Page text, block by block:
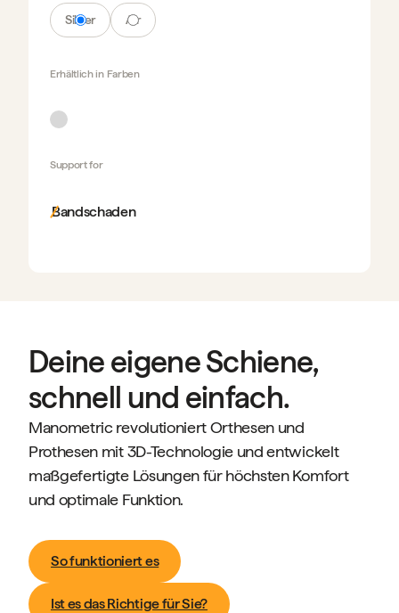
Silber Air
Erhältlich in Farben
Support for
Bandschaden
Deine eigene Schiene,
schnell und einfach.
Manometric revolutioniert Orthesen und
Prothesen mit 3D-Technologie und entwickelt
maßgefertigte Lösungen für höchsten Komfort
und optimale Funktion.
So funktioniert es
Ist es das Richtige für Sie?